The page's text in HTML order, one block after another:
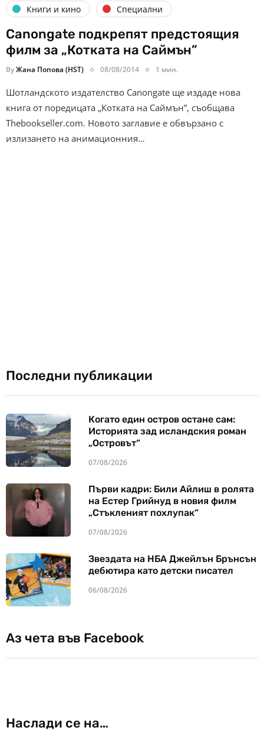
Книги и кино Специални
Canongate подкрепят предстоящия
филм за „Котката на Саймън”
ByЖана Попова (HST) 08/08/2014 1 мин.
Шотландското издателство Canongate ще издаде нова
книга от поредицата „Котката на Саймън”, съобщава
Thebookseller.com. Новото заглавие е обвързано с
излизането на анимационния…
Последни публикации
Когато един остров остане сам:
Историята зад исландския роман
„Островът“
07/08/2026
Първи кадри: Били Айлиш в ролята
на Естер Грийнуд в новия филм
„Стъкленият похлупак“
07/08/2026
Звездата на НБА Джейлън Брънсън
дебютира като детски писател
06/08/2026
Аз чета във Facebook
Наслади се на…